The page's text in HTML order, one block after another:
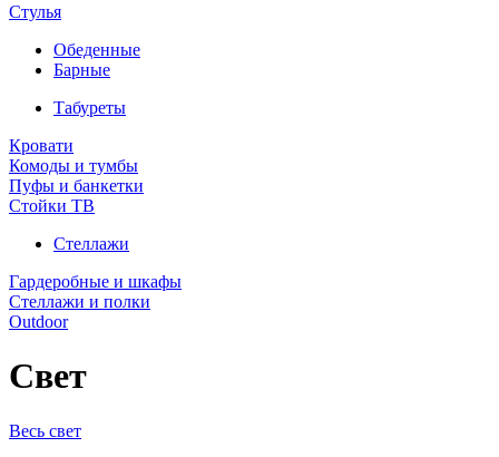
Стулья
Обеденные
Барные
Табуреты
Кровати
Комоды и тумбы
Пуфы и банкетки
Стойки ТВ
Стеллажи
Гардеробные и шкафы
Стеллажи и полки
Outdoor
Свет
Весь свет